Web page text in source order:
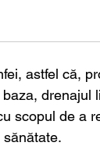
astfel că,
drenajul
scopul de a